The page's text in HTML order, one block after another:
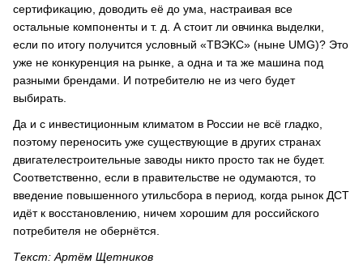
сертификацию, доводить её до ума, настраивая все
остальные компоненты и т. д. А стоит ли овчинка выделки,
если по итогу получится условный «ТВЭКС» (ныне UMG)? Это
уже не конкуренция на рынке, а одна и та же машина под
разными брендами. И потребителю не из чего будет
выбирать.
Да и с инвестиционным климатом в России не всё гладко,
поэтому переносить уже существующие в других странах
двигателестроительные заводы никто просто так не будет.
Соответственно, если в правительстве не одумаются, то
введение повышенного утильсбора в период, когда рынок ДСТ
идёт к восстановлению, ничем хорошим для российского
потребителя не обернётся.
Текст: Артём Щетников